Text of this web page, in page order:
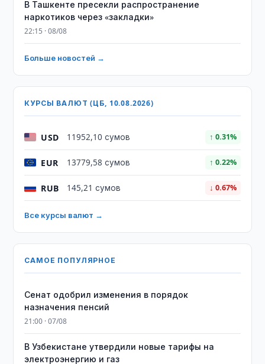
В Ташкенте пресекли распространение
наркотиков через «закладки»
22:15 · 08/08
Больше новостей →
КУРСЫ ВАЛЮТ (ЦБ, 10.08.2026)
USD 11952,10 сумов ↑ 0.31%
EUR 13779,58 сумов ↑ 0.22%
RUB 145,21 сумов ↓ 0.67%
Все курсы валют →
САМОЕ ПОПУЛЯРНОЕ
Сенат одобрил изменения в порядок
назначения пенсий
21:00 · 07/08
В Узбекистане утвердили новые тарифы на
электроэнергию и газ